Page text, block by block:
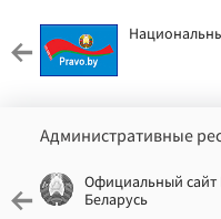
Административные
Официальный сайт
Беларусь